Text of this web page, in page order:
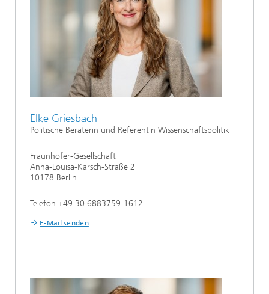
Elke Griesbach
Politische Beraterin und Referentin Wissenschaftspolitik
Fraunhofer-Gesellschaft
Anna-Louisa-Karsch-Straße 2
10178 Berlin
Telefon +49 30 6883759-1612
E-Mail senden